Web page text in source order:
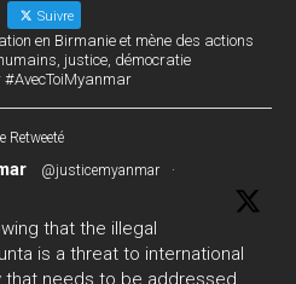
Suivre
en Birmanie et mène des actions
justice, démocratie
Retweeté
@justicemyanmar
·
that the illegal
is a threat to international
that needs to be addressed